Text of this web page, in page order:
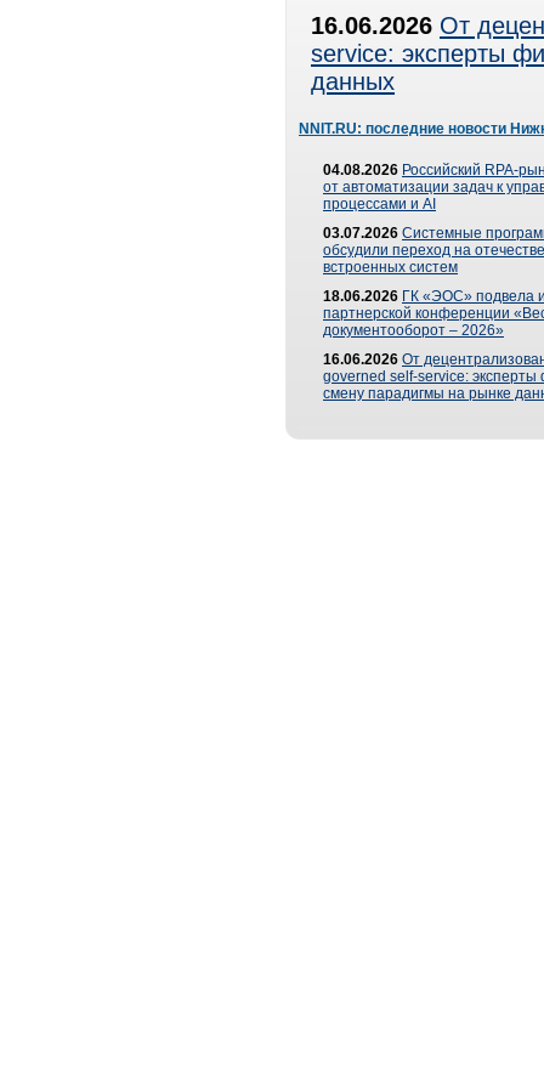
16.06.2026 От
service: эксперты
данных
NNIT.RU: последние новости
04.08.2026 Российский RPA-
от автоматизации задач к
процессами и AI
03.07.2026 Системные
обсудили переход на
встроенных систем
18.06.2026 ГК «ЭОС» подвела
партнерской конференции
документооборот – 2026»
16.06.2026 От
governed self-service: эксперты
смену парадигмы на рынке